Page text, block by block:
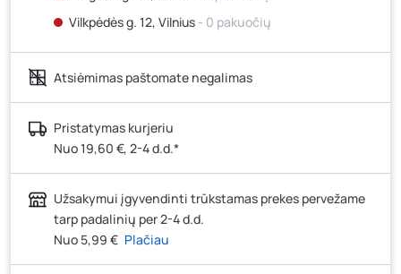
Vilkpėdės g. 12, Vilnius - 0 pakuočių
Ateities g. 15, Vilnius- 0 pakuočių
Kauno r., Narsiečių k., Vytauto g. 183, Kaunas
pakuotės
Šilutės pl. 83A, Klaipėda
Pramonės g. 7, Šiauliai
Santaikos g. 26B, Alytus - 0 pakuočių
J. Basanavičiaus g. 6, Utena
Novočėbės k. 3, Kėdainiai- 2 pakuotės
Atsiėmimas paštomate negalimas
Pristatymas kurjeriu
Nuo 19,60 €, 2-4 d.d.*
Užsakymui įgyvendinti trūkstamas prekes pervežame
tarp padalinių per 2-4 d.d.
Nuo 5,99 € Plačiau